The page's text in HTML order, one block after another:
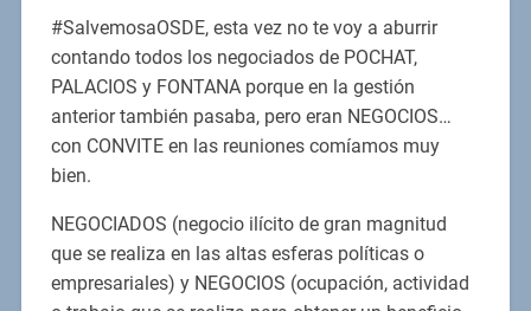
#SalvemosaOSDE, esta vez no te voy a aburrir
contando todos los negociados de POCHAT,
PALACIOS y FONTANA porque en la gestión
anterior también pasaba, pero eran NEGOCIOS…
con CONVITE en las reuniones comíamos muy
bien.
NEGOCIADOS (negocio ilícito de gran magnitud
que se realiza en las altas esferas políticas o
empresariales) y NEGOCIOS (ocupación, actividad